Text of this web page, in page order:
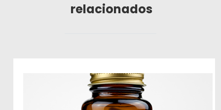
relacionados